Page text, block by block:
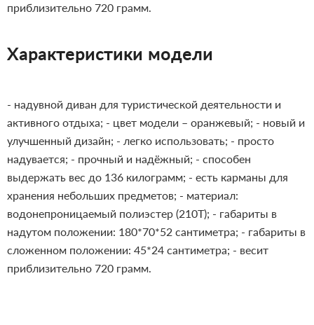
приблизительно 720 грамм.
Характеристики модели
- надувной диван для туристической деятельности и
активного отдыха; - цвет модели – оранжевый; - новый и
улучшенный дизайн; - легко использовать; - просто
надувается; - прочный и надёжный; - способен
выдержать вес до 136 килограмм; - есть карманы для
хранения небольших предметов; - материал:
водонепроницаемый полиэстер (210T); - габариты в
надутом положении: 180*70*52 сантиметра; - габариты в
сложенном положении: 45*24 сантиметра; - весит
приблизительно 720 грамм.